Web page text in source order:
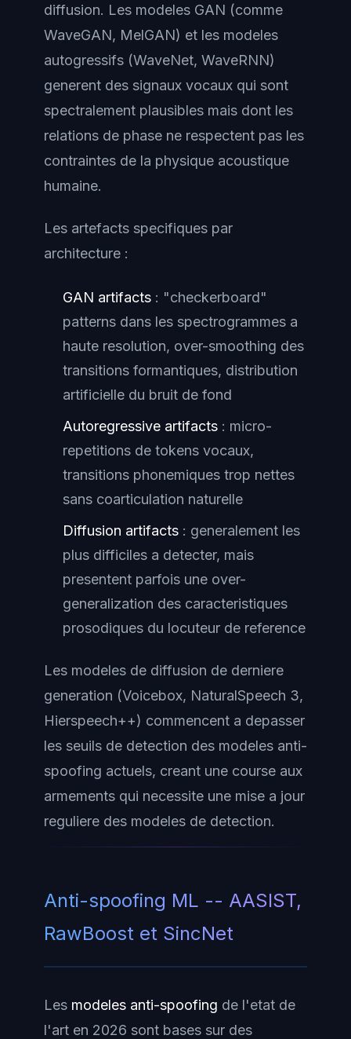
diffusion. Les modeles GAN (comme
WaveGAN, MelGAN) et les modeles
autogressifs (WaveNet, WaveRNN)
generent des signaux vocaux qui sont
spectralement plausibles mais dont les
relations de phase ne respectent pas les
contraintes de la physique acoustique
humaine.
Les artefacts specifiques par
architecture :
GAN artifacts : "checkerboard"
patterns dans les spectrogrammes a
haute resolution, over-smoothing des
transitions formantiques, distribution
artificielle du bruit de fond
Autoregressive artifacts : micro-
repetitions de tokens vocaux,
transitions phonemiques trop nettes
sans coarticulation naturelle
Diffusion artifacts : generalement les
plus difficiles a detecter, mais
presentent parfois une over-
generalization des caracteristiques
prosodiques du locuteur de reference
Les modeles de diffusion de derniere
generation (Voicebox, NaturalSpeech 3,
Hierspeech++) commencent a depasser
les seuils de detection des modeles anti-
spoofing actuels, creant une course aux
armements qui necessite une mise a jour
reguliere des modeles de detection.
Anti-spoofing ML -- AASIST,
RawBoost et SincNet
Les modeles anti-spoofing de l'etat de
l'art en 2026 sont bases sur des